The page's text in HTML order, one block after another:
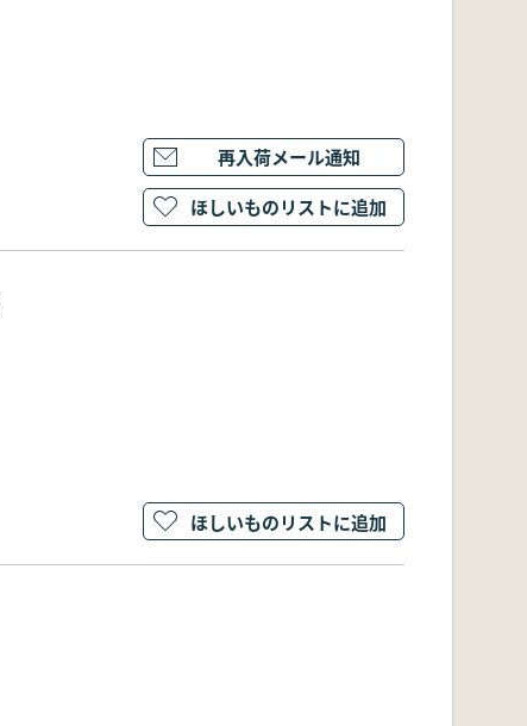
再入荷メール通知
ほしいものリストに追加
ほしいものリストに追加